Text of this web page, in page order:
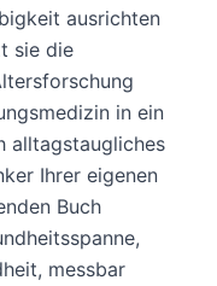
ausrichten
sie die
in ein
alltagstaugliches
Ihrer eigenen
Buch
messbar